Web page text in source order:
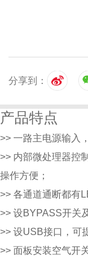
分享到：
产品特点
>> 一路主电源输入
>> 内部微处理器控
操作方便；
>> 各通道通断都有
>> 设BYPASS开关
>> 设USB接口，可
>> 面板安装空气开